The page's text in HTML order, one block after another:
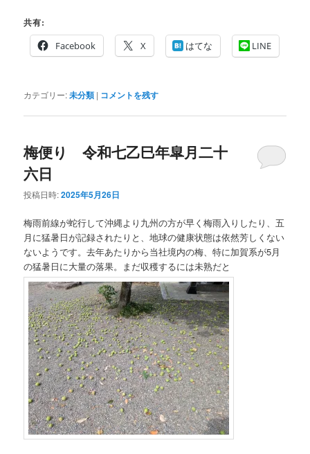
共有:
Facebook
X はてな LINE
カテゴリー:未分類 | コメントを残す
梅便り 令和七乙巳年皐月二十
六日
投稿日時:2025年5月26日
梅雨前線が蛇行して沖縄より九州の方が早く梅雨入りしたり、五
月に猛暑日が記録されたりと、地球の健康状態は依然芳しくない
ないようです。去年あたりから当社境内の梅、特に加賀系が5月
の猛暑日に大量の落果。まだ収穫するには未熟だと